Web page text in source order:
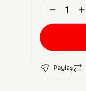
Paylaş